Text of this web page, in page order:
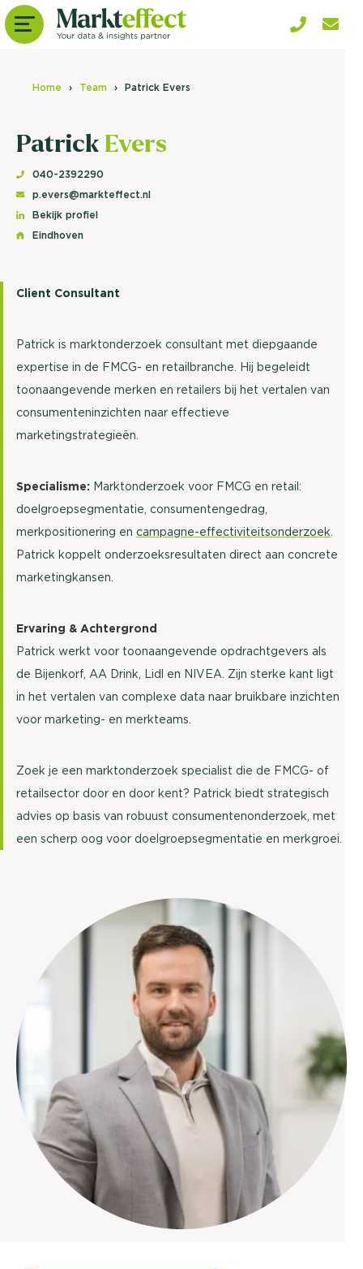
Home Team Patrick Evers
Patrick Evers
040-2392290
p.evers@markteffect.nl
Bekijk profiel
Eindhoven
Client Consultant
Patrick is marktonderzoek consultant met diepgaande
expertise in de FMCG- en retailbranche. Hij begeleidt
toonaangevende merken en retailers bij het vertalen van
consumenteninzichten naar effectieve
marketingstrategieën.
Specialisme: Marktonderzoek voor FMCG en retail:
doelgroepsegmentatie, consumentengedrag,
merkpositionering en campagne-effectiviteitsonderzoek
Patrick koppelt onderzoeksresultaten direct aan concrete
marketingkansen.
Ervaring & Achtergrond
Patrick werkt voor toonaangevende opdrachtgevers als
de Bijenkorf, AA Drink, Lidl en NIVEA. Zijn sterke kant ligt
in het vertalen van complexe data naar bruikbare inzichten
voor marketing- en merkteams.
Zoek je een marktonderzoek specialist die de FMCG- of
retailsector door en door kent? Patrick biedt strategisch
advies op basis van robuust consumentenonderzoek, met
een scherp oog voor doelgroepsegmentatie en merkgroei.